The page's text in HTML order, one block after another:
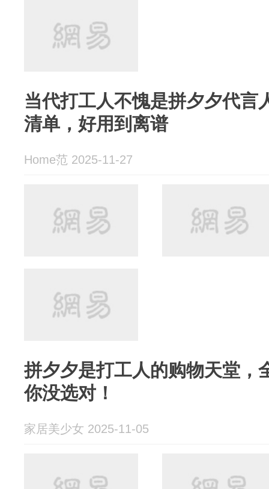
当代打工人不愧是拼夕夕代言
清单，好用到离谱
Home范 2025-11-27
拼夕夕是打工人的购物天堂，
你没选对！
家居美少女 2025-11-05